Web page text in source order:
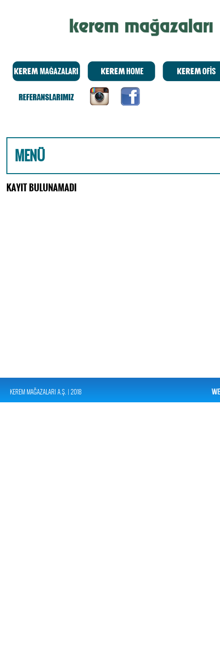
MENÜ
KAYIT BULUNAMADI
KEREM MAĞAZALARI A.Ş. | 2018